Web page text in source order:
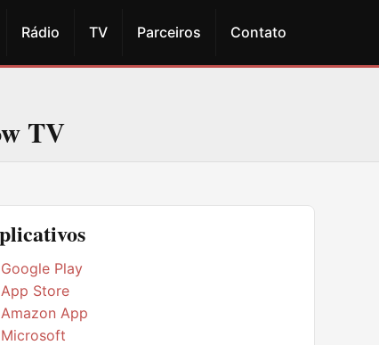
Rádio TV Parceiros Contato
TV
Google Play
App Store
Amazon App
Microsoft